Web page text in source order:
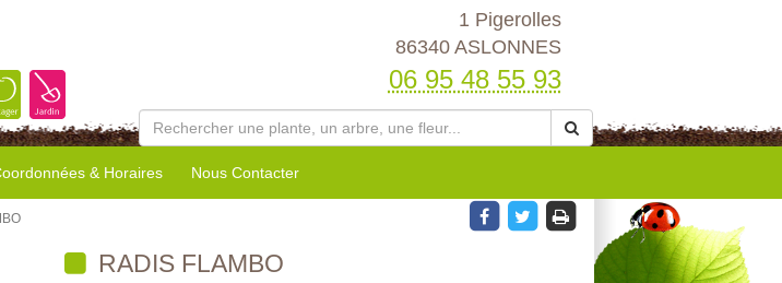
1 Pigerolles
86340 ASLONNES
06 95 48 55 93
& Horaires Nous Contacter
RADIS FLAMBO